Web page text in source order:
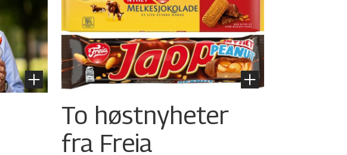
To høstnyheter
fra Freia